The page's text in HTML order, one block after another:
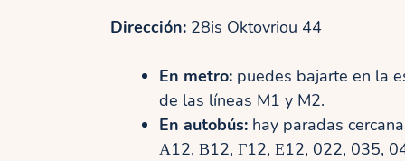
Dirección: 28is Oktovriou 44
En metro: puedes bajarte en la
de las líneas M1 y M2.
En autobús: hay paradas
Α12, Β12, Γ12, Ε12, 022, 035,